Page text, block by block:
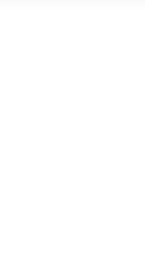
медицина